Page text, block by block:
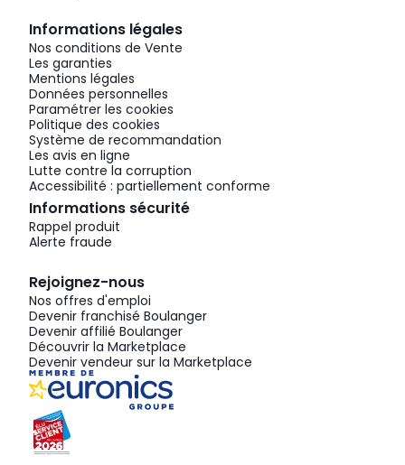
Informations légales
Nos conditions de Vente
Les garanties
Mentions légales
Données personnelles
Paramétrer les cookies
Politique des cookies
Système de recommandation
Les avis en ligne
Lutte contre la corruption
Accessibilité : partiellement conforme
Informations sécurité
Rappel produit
Alerte fraude
Rejoignez-nous
Nos offres d'emploi
Devenir franchisé Boulanger
Devenir affilié Boulanger
Découvrir la Marketplace
Devenir vendeur sur la Marketplace